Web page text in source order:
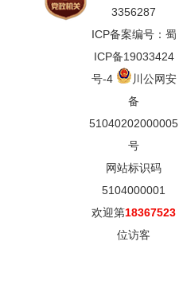
3356287
ICP备案编号：蜀
ICP备19033424
号-4
川公网安
备
51040202000005
号
网站标识码
5104000001
欢迎第18367523
位访客